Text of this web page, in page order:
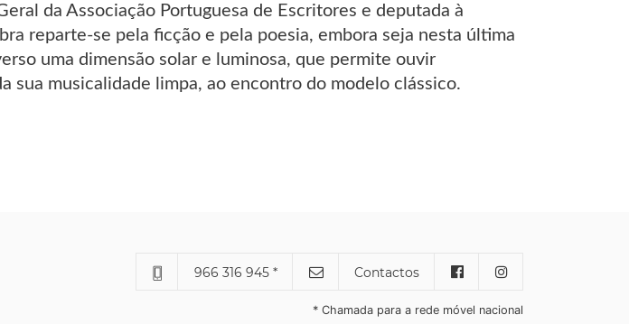
da Associação Portuguesa de Escritores e deputada à
reparte-se pela ficção e pela poesia, embora seja nesta última
uma dimensão solar e luminosa, que permite ouvir
sua musicalidade limpa, ao encontro do modelo clássico.
966 316 945 * Contactos
* Chamada para a rede móvel nacional